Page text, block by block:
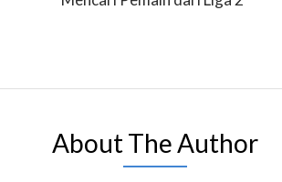
About The Author